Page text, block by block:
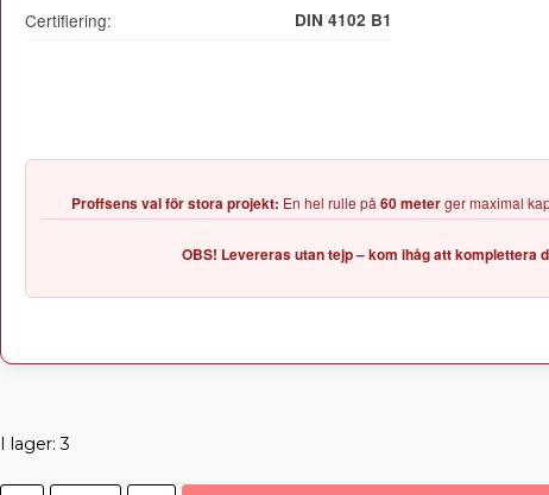
Certifiering: DIN 4102 B1
Proffsens val för stora projekt: En hel rulle på 60 meter
I lager: 3